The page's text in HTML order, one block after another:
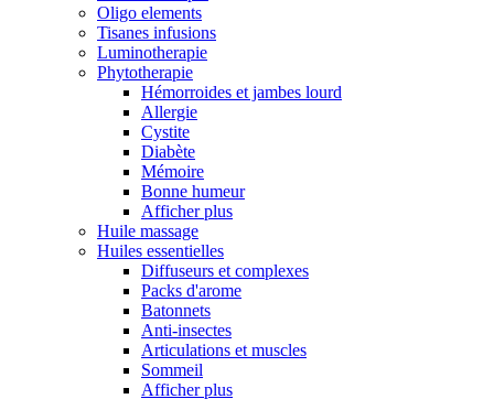
Oligo elements
Tisanes infusions
Luminotherapie
Phytotherapie
Hémorroides et jambes lourd
Allergie
Cystite
Diabète
Mémoire
Bonne humeur
Afficher plus
Huile massage
Huiles essentielles
Diffuseurs et complexes
Packs d'arome
Batonnets
Anti-insectes
Articulations et muscles
Sommeil
Afficher plus